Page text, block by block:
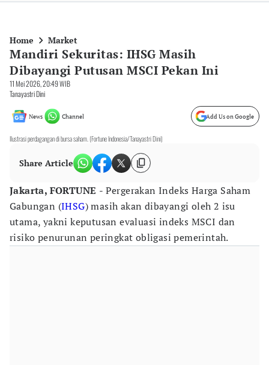
Home Market
Mandiri Sekuritas: IHSG Masih
Dibayangi Putusan MSCI Pekan Ini
11 Mei 2026, 20:49 WIB
Tanayastri Dini
News Channel Add Us on Google
Ilustrasi perdagangan di bursa saham. (Fortune Indonesia/Tanayastri Dini)
Share Article
Jakarta, FORTUNE - Pergerakan Indeks Harga Saham
Gabungan (IHSG) masih akan dibayangi oleh 2 isu
utama, yakni keputusan evaluasi indeks MSCI dan
risiko penurunan peringkat obligasi pemerintah.